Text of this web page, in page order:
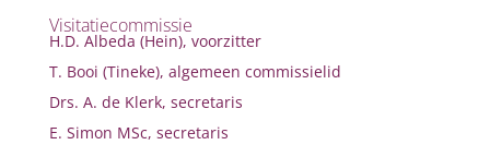
Visitatiecommissie
H.D. Albeda (Hein), voorzitter
T. Booi (Tineke), algemeen commissielid
Drs. A. de Klerk, secretaris
E. Simon MSc, secretaris